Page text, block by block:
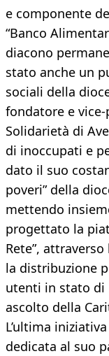
e componente
“Banco
diacono
stato anche un
sociali della
fondatore e
Solidarietà di
di inoccupati e
dato il suo
poveri” della
mettendo
progettato la
Rete”,
la distribuzione
utenti in stato di
ascolto della
L’ultima
dedicata al suo